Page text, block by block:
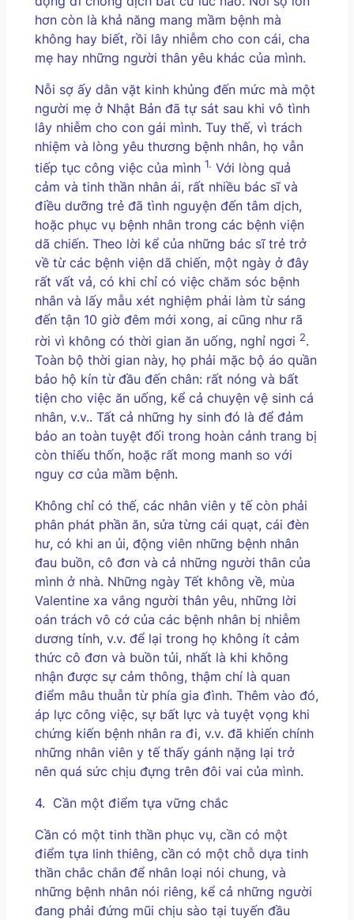
hơn còn là khả năng mang mầm bệnh mà
không hay biết, rồi lây nhiễm cho con cái, cha
mẹ hay những người thân yêu khác của mình.
Nỗi sợ ấy dằn vặt kinh khủng đến mức mà một
người mẹ ở Nhật Bản đã tự sát sau khi vô tình
lây nhiễm cho con gái mình. Tuy thế, vì trách
nhiệm và lòng yêu thương bệnh nhân, họ vẫn
tiếp tục công việc của mình 1. Với lòng quả
cảm và tinh thần nhân ái, rất nhiều bác sĩ và
điều dưỡng trẻ đã tình nguyện đến tâm dịch,
hoặc phục vụ bệnh nhân trong các bệnh viện
dã chiến. Theo lời kể của những bác sĩ trẻ trở
về từ các bệnh viện dã chiến, một ngày ở đây
rất vất vả, có khi chỉ có việc chăm sóc bệnh
nhân và lấy mẫu xét nghiệm phải làm từ sáng
đến tận 10 giờ đêm mới xong, ai cũng như rã
rời vì không có thời gian ăn uống, nghỉ ngơi 2.
Toàn bộ thời gian này, họ phải mặc bộ áo quần
bảo hộ kín từ đầu đến chân: rất nóng và bất
tiện cho việc ăn uống, kể cả chuyện vệ sinh cá
nhân, v.v.. Tất cả những hy sinh đó là để đảm
bảo an toàn tuyệt đối trong hoàn cảnh trang bị
còn thiếu thốn, hoặc rất mong manh so với
nguy cơ của mầm bệnh.
Không chỉ có thế, các nhân viên y tế còn phải
phân phát phần ăn, sửa từng cái quạt, cái đèn
hư, có khi an ủi, động viên những bệnh nhân
đau buồn, cô đơn và cả những người thân của
mình ở nhà. Những ngày Tết không về, mùa
Valentine xa vắng người thân yêu, những lời
oán trách vô cớ của các bệnh nhân bị nhiễm
dương tính, v.v. để lại trong họ không ít cảm
thức cô đơn và buồn tủi, nhất là khi không
nhận được sự cảm thông, thậm chí là quan
điểm mâu thuẫn từ phía gia đình. Thêm vào đó,
áp lực công việc, sự bất lực và tuyệt vọng khi
chứng kiến bệnh nhân ra đi, v.v. đã khiến chính
những nhân viên y tế thấy gánh nặng lại trở
nên quá sức chịu đựng trên đôi vai của mình.
4. Cần một điểm tựa vững chắc
Cần có một tinh thần phục vụ, cần có một
điểm tựa linh thiêng, cần có một chỗ dựa tinh
thần chắc chắn để nhân loại nói chung, và
những bệnh nhân nói riêng, kể cả những người
đang phải đứng mũi chịu sào tại tuyến đầu